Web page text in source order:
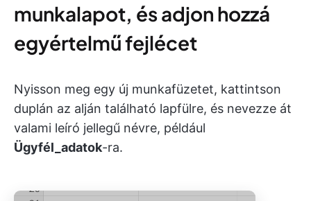
munkalapot, és adjon hozzá
egyértelmű fejlécet
Nyisson meg egy új munkafüzetet, kattintson
duplán az alján található lapfülre, és nevezze át
valami leíró jellegű névre, például
Ügyfél_adatok-ra.